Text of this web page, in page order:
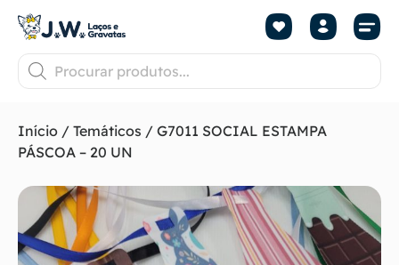
Início / Temáticos / G7011 SOCIAL ESTAMPA
PÁSCOA – 20 UN